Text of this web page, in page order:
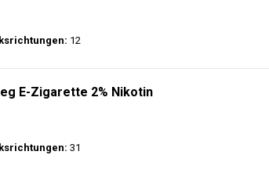
12
E-Zigarette 2% Nikotin
31